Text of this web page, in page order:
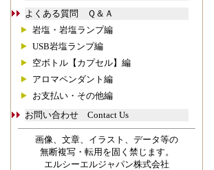
よくある質問 Ｑ＆Ａ
岩塩・岩塩ランプ編
USB岩塩ランプ編
空ボトル【カプセル】編
アロマペンダント編
お支払い・その他編
お問い合わせ Contact Us
画像、文章、イラスト、データ等の
無断複写・転用を固く禁じます。
エルシーエルジャパン株式会社